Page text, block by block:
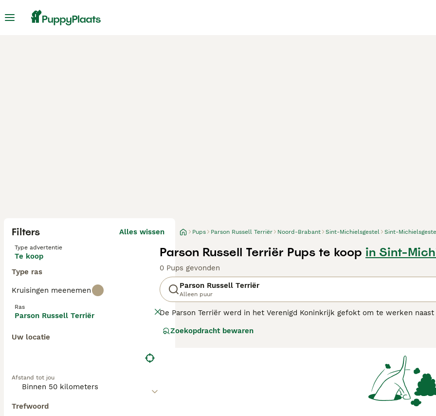
Filters Alles wissen
Type advertentie
Te koop
Type ras
Kruisingen meenemen
Ras
Parson Russell Terriër
Uw locatie
Afstand tot jou
Trefwoord
Pups Parson Russell Terriër Noord-Brabant Sint-Michielsgestel Sint-
Parson Russell Terriër Pups te koop in Sint-
0 Pups gevonden
Parson Russell Terriër
Alleen puur
De Parson Terriër werd in het Verenigd Koninkrijk gefokt om te werken
en staan bekend als alerte, levendige terriërs die heel graag buiten zijn.
voor informatie over dit hondenras.
Zoekopdracht bewaren